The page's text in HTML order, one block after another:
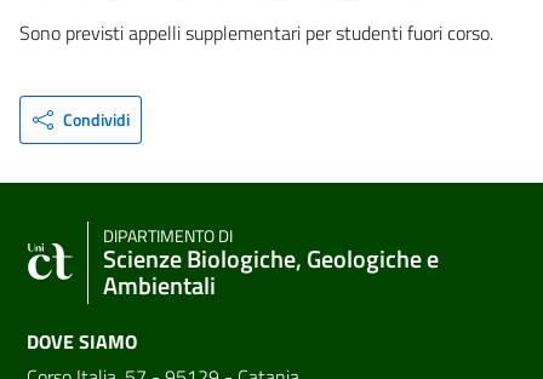
Sono previsti appelli supplementari per studenti fuori corso.
Condividi
DIPARTIMENTO DI
Scienze Biologiche, Geologiche e
Ambientali
DOVE SIAMO